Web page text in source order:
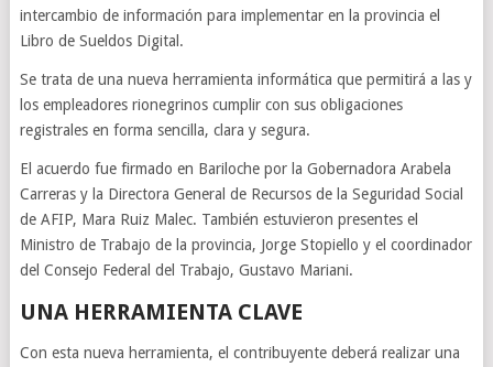
intercambio de información para implementar en la provincia el
Libro de Sueldos Digital.
Se trata de una nueva herramienta informática que permitirá a las y
los empleadores rionegrinos cumplir con sus obligaciones
registrales en forma sencilla, clara y segura.
El acuerdo fue firmado en Bariloche por la Gobernadora Arabela
Carreras y la Directora General de Recursos de la Seguridad Social
de AFIP, Mara Ruiz Malec. También estuvieron presentes el
Ministro de Trabajo de la provincia, Jorge Stopiello y el coordinador
del Consejo Federal del Trabajo, Gustavo Mariani.
UNA HERRAMIENTA CLAVE
Con esta nueva herramienta, el contribuyente deberá realizar una